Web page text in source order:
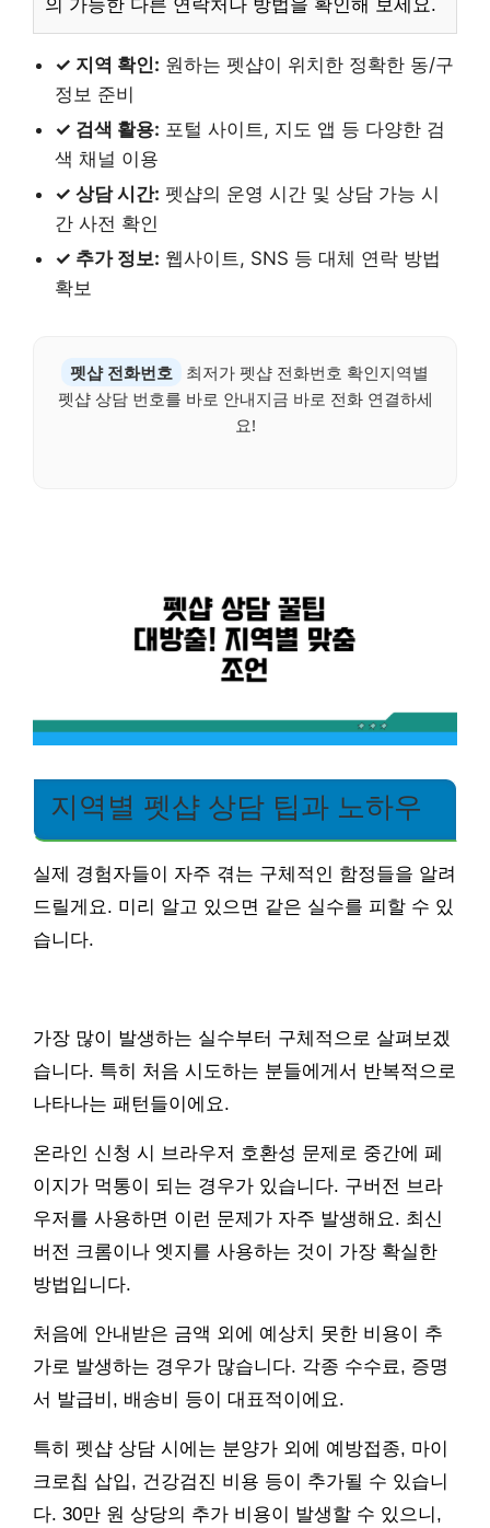
의 가능한 다른 연락처나 방법을 확인해 보세요.
✓ 지역 확인: 원하는 펫샵이 위치한 정확한 동/구
정보 준비
✓ 검색 활용: 포털 사이트, 지도 앱 등 다양한 검
색 채널 이용
✓ 상담 시간: 펫샵의 운영 시간 및 상담 가능 시
간 사전 확인
✓ 추가 정보: 웹사이트, SNS 등 대체 연락 방법
확보
펫샵 전화번호
최저가 펫샵 전화번호 확인지역별
펫샵 상담 번호를 바로 안내지금 바로 전화 연결하세
요!
지역별 펫샵 상담 팁과 노하우
실제 경험자들이 자주 겪는 구체적인 함정들을 알려
드릴게요. 미리 알고 있으면 같은 실수를 피할 수 있
습니다.
가장 많이 발생하는 실수부터 구체적으로 살펴보겠
습니다. 특히 처음 시도하는 분들에게서 반복적으로
나타나는 패턴들이에요.
온라인 신청 시 브라우저 호환성 문제로 중간에 페
이지가 먹통이 되는 경우가 있습니다. 구버전 브라
우저를 사용하면 이런 문제가 자주 발생해요. 최신
버전 크롬이나 엣지를 사용하는 것이 가장 확실한
방법입니다.
처음에 안내받은 금액 외에 예상치 못한 비용이 추
가로 발생하는 경우가 많습니다. 각종 수수료, 증명
서 발급비, 배송비 등이 대표적이에요.
특히 펫샵 상담 시에는 분양가 외에 예방접종, 마이
크로칩 삽입, 건강검진 비용 등이 추가될 수 있습니
다. 30만 원 상당의 추가 비용이 발생할 수 있으니,